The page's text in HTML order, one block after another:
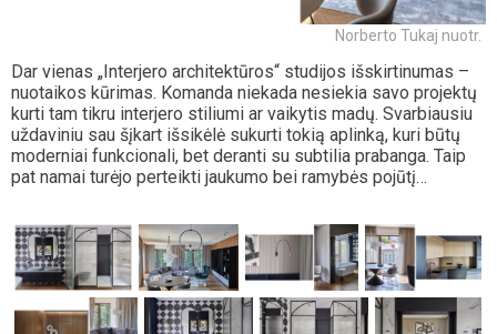
Norberto Tukaj nuotr.
Dar vienas „Interjero architektūros“ studijos išskirtinumas –
nuotaikos kūrimas. Komanda niekada nesiekia savo projektų
kurti tam tikru interjero stiliumi ar vaikytis madų. Svarbiausiu
uždaviniu sau šįkart išsikėlė sukurti tokią aplinką, kuri būtų
moderniai funkcionali, bet deranti su subtilia prabanga. Taip
pat namai turėjo perteikti jaukumo bei ramybės pojūtį…